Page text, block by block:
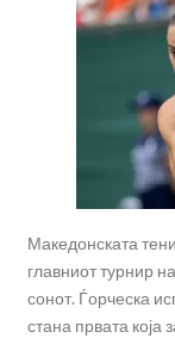
Македонската
главниот турнир
сонот. Ѓорческа
стана првата која